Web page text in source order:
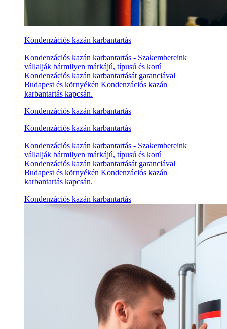
Kondenzációs kazán karbantartás
Kondenzációs kazán karbantartás - Szakembereink
vállalják bármilyen márkájú, típusú és korú
Kondenzációs kazán karbantartását garanciával
Budapest és környékén Kondenzációs kazán
karbantartás kapcsán.
Kondenzációs kazán karbantartás
Kondenzációs kazán karbantartás
Kondenzációs kazán karbantartás - Szakembereink
vállalják bármilyen márkájú, típusú és korú
Kondenzációs kazán karbantartását garanciával
Budapest és környékén Kondenzációs kazán
karbantartás kapcsán.
Kondenzációs kazán karbantartás